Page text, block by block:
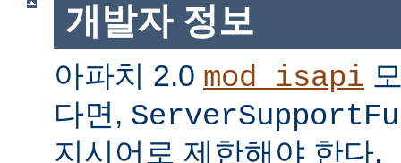
개발자 정보
아파치 2.0 mod_isapi
다면,
지시어로 제한해야 한다.